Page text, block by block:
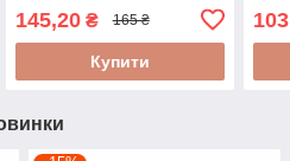
145,20₴ 165 ₴
Купити